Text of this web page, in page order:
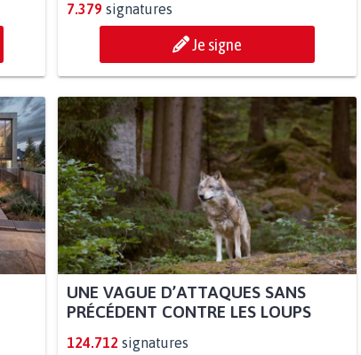
7.379 signatures
Je signe
UNE VAGUE D’ATTAQUES SANS
PRÉCÉDENT CONTRE LES LOUPS
124.712 signatures